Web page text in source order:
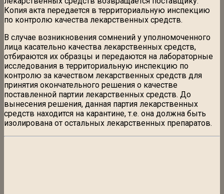
Копия акта передается в территориальную инспекцию
по контролю качества лекарственных средств.
В случае возникновения сомнений у уполномоченного
лица касательно качества лекарственных средств,
отбираются их образцы и передаются на лабораторные
исследования в территориальную инспекцию по
контролю за качеством лекарственных средств для
принятия окончательного решения о качестве
поставленной партии лекарственных средств. До
вынесения решения, данная партия лекарственных
средств находится на карантине, т.е. она должна быть
изолирована от остальных лекарственных препаратов.